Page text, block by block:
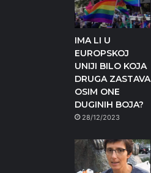
IMA LI U
EUROPSKOJ
UNIJI BILO KOJA
DRUGA ZASTAVA
OSIM ONE
DUGINIH BOJA?
28/12/2023